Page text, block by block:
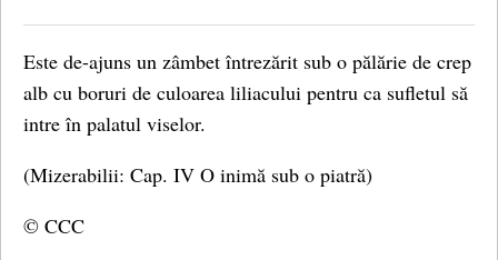
Este de-ajuns un zâmbet întrezărit sub o pălărie de crep
alb cu boruri de culoarea liliacului pentru ca sufletul să
intre în palatul viselor.
(Mizerabilii: Cap. IV O inimă sub o piatră)
© CCC